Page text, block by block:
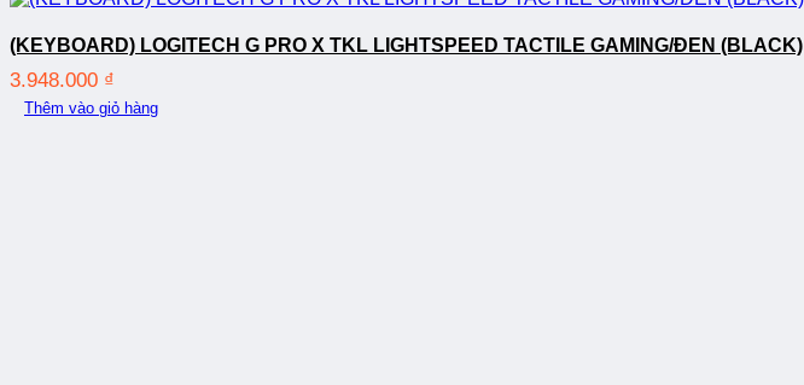
(KEYBOARD) LOGITECH G PRO X TKL LIGHTSPEED TACTILE GAMING/ĐEN (BLACK)
3.948.000 ₫
Thêm vào giỏ hàng